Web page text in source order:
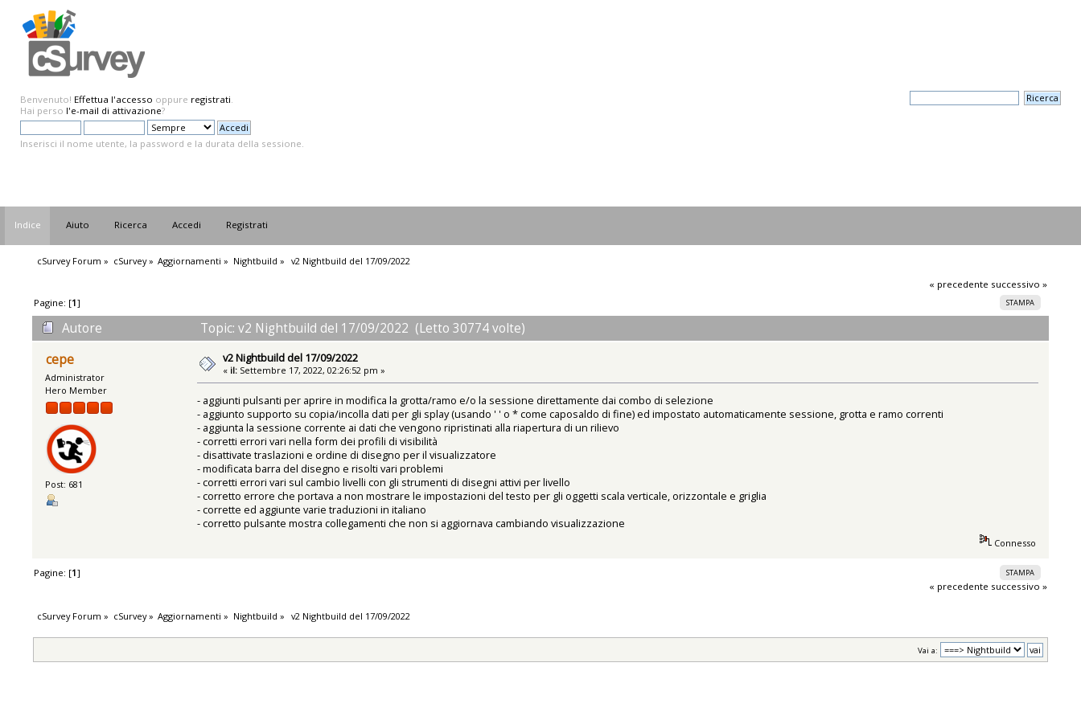
Benvenuto! Effettua l'accesso oppure registrati.
Hai perso l'e-mail di attivazione?
Inserisci il nome utente, la password e la durata della sessione.
Indice Aiuto Ricerca Accedi Registrati
cSurvey Forum » cSurvey» Aggiornamenti » Nightbuild » v2 Nightbuild del 17/09/2022
« precedente successivo »
STAMPA
Pagine: [1]
Autore
Topic: v2 Nightbuild del 17/09/2022 (Letto 30774 volte)
cepe
Administrator
Hero Member
Post: 681
v2 Nightbuild del 17/09/2022
« il: Settembre 17, 2022, 02:26:52 pm »
- aggiunti pulsanti per aprire in modifica la grotta/ramo e/o la sessione direttamente dai combo di selezione
- aggiunto supporto su copia/incolla dati per gli splay (usando ' ' o * come caposaldo di fine) ed impostato automaticamente sessione, grotta e ramo correnti
- aggiunta la sessione corrente ai dati che vengono ripristinati alla riapertura di un rilievo
- corretti errori vari nella form dei profili di visibilità
- disattivate traslazioni e ordine di disegno per il visualizzatore
- modificata barra del disegno e risolti vari problemi
- corretti errori vari sul cambio livelli con gli strumenti di disegni attivi per livello
- corretto errore che portava a non mostrare le impostazioni del testo per gli oggetti scala verticale, orizzontale e griglia
- corrette ed aggiunte varie traduzioni in italiano
- corretto pulsante mostra collegamenti che non si aggiornava cambiando visualizzazione
Connesso
STAMPA
Pagine: [1]
« precedente successivo »
cSurvey Forum » cSurvey» Aggiornamenti » Nightbuild » v2 Nightbuild del 17/09/2022
Vai a: